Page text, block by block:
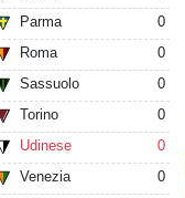
Parma
0
Roma
0
Sassuolo
0
Torino
0
Udinese
0
Venezia
0